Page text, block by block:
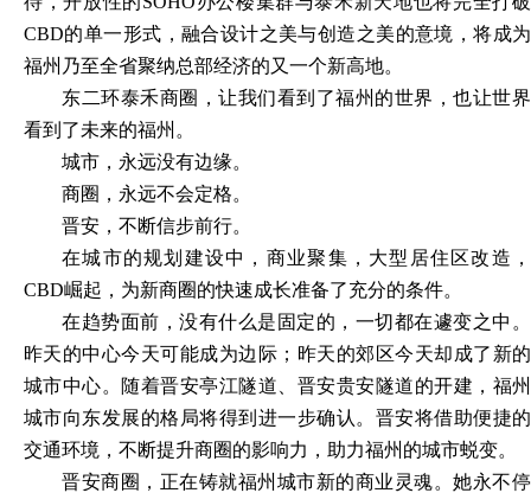
CBD的单一形式，融合设计之美与创造之美的意境，将成为
福州乃至全省聚纳总部经济的又一个新高地。
东二环泰禾商圈，让我们看到了福州的世界，也让世界
看到了未来的福州。
城市，永远没有边缘。
商圈，永远不会定格。
晋安，不断信步前行。
在城市的规划建设中，商业聚集，大型居住区改造，
CBD崛起，为新商圈的快速成长准备了充分的条件。
在趋势面前，没有什么是固定的，一切都在遽变之中。
昨天的中心今天可能成为边际；昨天的郊区今天却成了新的
城市中心。随着晋安亭江隧道、晋安贵安隧道的开建，福州
城市向东发展的格局将得到进一步确认。晋安将借助便捷的
交通环境，不断提升商圈的影响力，助力福州的城市蜕变。
晋安商圈，正在铸就福州城市新的商业灵魂。她永不停